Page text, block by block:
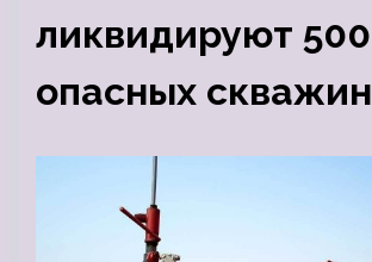
ликвидируют 500
опасных скважин